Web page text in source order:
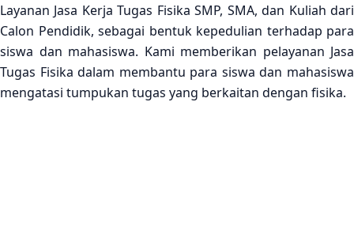
Layanan Jasa Kerja Tugas Fisika SMP, SMA, dan Kuliah dari
Calon Pendidik, sebagai bentuk kepedulian terhadap para
siswa dan mahasiswa. Kami memberikan pelayanan Jasa
Tugas Fisika dalam membantu para siswa dan mahasiswa
mengatasi tumpukan tugas yang berkaitan dengan fisika.